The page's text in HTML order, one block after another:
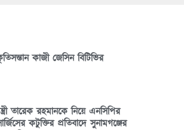
কাজী জেসিন বিটিভির
তারেক রহমানকে নিয়ে এনসিপির
কটুক্তির প্রতিবাদে সুনামগঞ্জের